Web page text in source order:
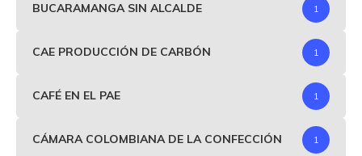
BUCARAMANGA SIN ALCALDE 1
CAE PRODUCCIÓN DE CARBÓN 1
CAFÉ EN EL PAE 1
CÁMARA COLOMBIANA DE LA CONFECCIÓN 1